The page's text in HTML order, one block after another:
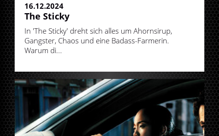
16.12.2024
The Sticky
In 'The Sticky' dreht sich alles um Ahornsirup,
Gangster, Chaos und eine Badass-Farmerin.
Warum di...